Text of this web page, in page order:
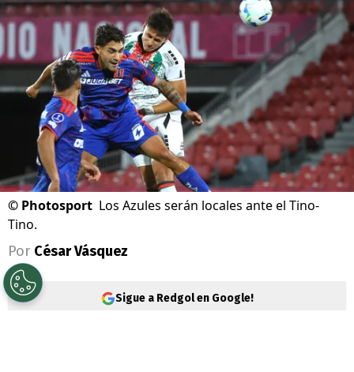
© Photosport Los Azules serán locales ante el Tino-
Tino.
Por César Vásquez
Sigue a Redgol en Google!